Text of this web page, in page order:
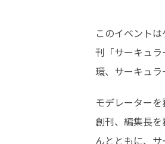
このイベント
刊「サーキュ
環、サーキュラ
モデレーター
創刊、編集長
んとともに、サ